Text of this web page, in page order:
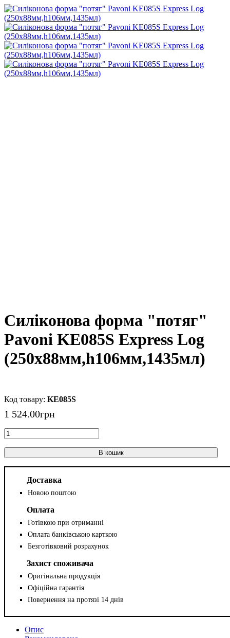
Силіконова форма "потяг"
Pavoni KE085S Express Log
(250x88мм,h106мм,1435мл)
KE085S
1 524.00грн
В кошик
Доставка
Новою поштою
Оплата
Готівкою при отриманні
Оплата банківською карткою
Безготівковий розрахунок
Захист споживача
Оригінальна продукція
Офіційна гарантія
Повернення на протязі 14 днів
Опис